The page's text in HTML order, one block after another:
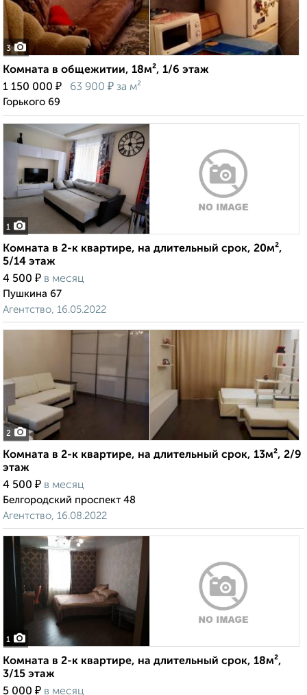
3
Комната в общежитии, 18м², 1/6 этаж
1 150 000 ₽ 63 900 ₽ за м²
Горького 69
1
Комната в 2-к квартире, на длительный срок, 20м²,
5/14 этаж
4 500 ₽ в месяц
Пушкина 67
Агентство, 16.05.2022
2
Комната в 2-к квартире, на длительный срок, 13м², 2/9
этаж
4 500 ₽ в месяц
Белгородский проспект 48
Агентство, 16.08.2022
1
Комната в 2-к квартире, на длительный срок, 18м²,
3/15 этаж
5 000 ₽ в месяц